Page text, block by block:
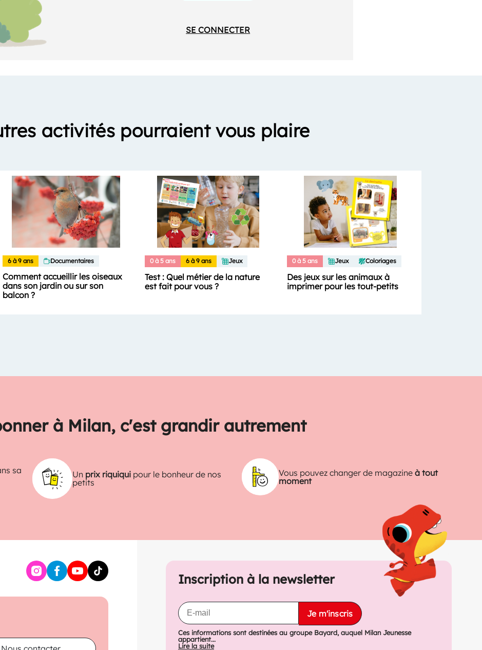
SE CONNECTER
activités pourraient vous plaire
6 à 9 ans Documentaires
Comment accueillir les oiseaux
dans son jardin ou sur son
balcon ?
0 à 5 ans 6 à 9 ans Jeux
Test : Quel métier de la nature
est fait pour vous ?
0 à 5 ans Jeux Coloriages
Des jeux sur les animaux à
imprimer pour les tout-petits
à Milan, c'est grandir autrement
sa
Un prix riquiqui pour le bonheur de nos
petits
Vous pouvez changer de magazine à tout
moment
Inscription à la newsletter
Je m'inscris
Ces informations sont destinées au groupe Bayard, auquel Milan Jeunesse
appartient...
Lire la suite